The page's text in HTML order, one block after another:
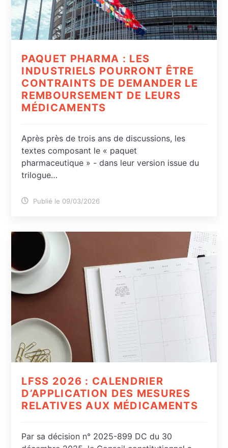
PAQUET PHARMA : LES
INDUSTRIELS POURRONT ÊTRE
CONTRAINTS DE DEMANDER LE
REMBOURSEMENT DE LEURS
MÉDICAMENTS
Après près de trois ans de discussions, les
textes composant le « paquet
pharmaceutique » - dans leur version issue du
trilogue…
Publié le 09/03/2026
LFSS 2026 : CALENDRIER
D’APPLICATION DES MESURES
RELATIVES AUX MÉDICAMENTS
Par sa décision n° 2025-899 DC du 30